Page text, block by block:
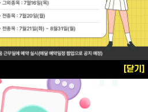
[닫기]
[닫기]